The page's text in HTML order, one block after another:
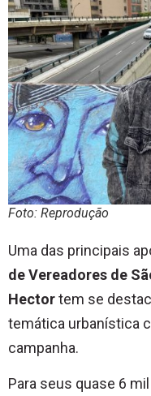
Foto: Reprodução
Uma das principais
de Vereadores de
Hectortem se
temática urbanística
campanha.
Para seus quase 6